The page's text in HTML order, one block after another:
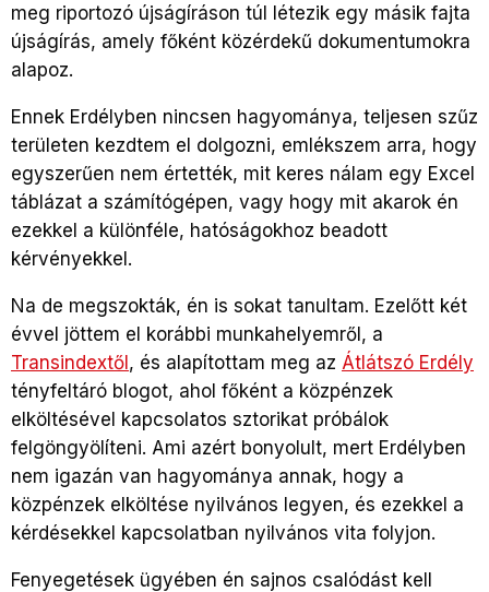
meg riportozó újságíráson túl létezik egy másik fajta
újságírás, amely főként közérdekű dokumentumokra
alapoz.
Ennek Erdélyben nincsen hagyománya, teljesen szűz
területen kezdtem el dolgozni, emlékszem arra, hogy
egyszerűen nem értették, mit keres nálam egy Excel
táblázat a számítógépen, vagy hogy mit akarok én
ezekkel a különféle, hatóságokhoz beadott
kérvényekkel.
Na de megszokták, én is sokat tanultam. Ezelőtt két
évvel jöttem el korábbi munkahelyemről, a
Transindextől, és alapítottam meg az Átlátszó Erdély
tényfeltáró blogot, ahol főként a közpénzek
elköltésével kapcsolatos sztorikat próbálok
felgöngyölíteni. Ami azért bonyolult, mert Erdélyben
nem igazán van hagyománya annak, hogy a
közpénzek elköltése nyilvános legyen, és ezekkel a
kérdésekkel kapcsolatban nyilvános vita folyjon.
Fenyegetések ügyében én sajnos csalódást kell